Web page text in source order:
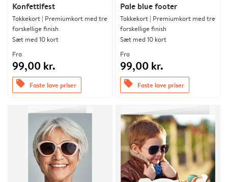
Konfettifest
Takkekort | Premiumkort med tre
forskellige finish
Sæt med 10 kort
Fra
99,00 kr.
offers Faste lave priser
Pale blue footer
Takkekort | Premiumkort med tre
forskellige finish
Sæt med 10 kort
Fra
99,00 kr.
offers Faste lave priser